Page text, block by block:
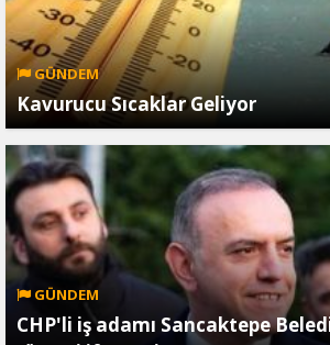
GÜNDEM
Kavurucu Sıcaklar Geliyor
GÜNDEM
CHP'li iş adamı Sancaktepe